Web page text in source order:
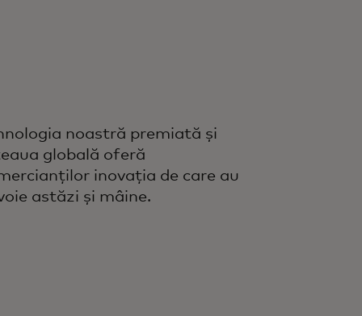
noastră premiată și
globală oferă
inovația de care au
astăzi și mâine.